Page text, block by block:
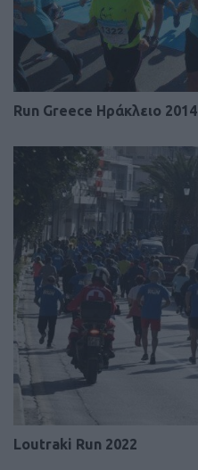
Run Greece Ηράκλειο 2014
Loutraki Run 2022